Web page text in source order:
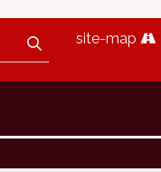
site-map